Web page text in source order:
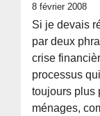
8 février 2008
Si je devais
par deux
crise
processus
toujours plus
ménages,